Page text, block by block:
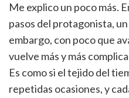
Me explico un poco más.
pasos del protagonista,
embargo, con poco que
vuelve más y más
Es como si el tejido del
repetidas ocasiones, y